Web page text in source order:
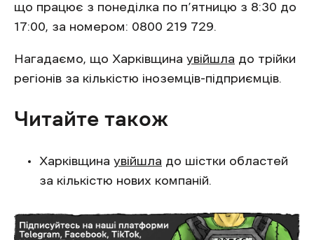
що працює з понеділка по п’ятницю з 8:30 до
17:00, за номером: 0800 219 729.
Нагадаємо, що Харківщина увійшла до трійки
регіонів за кількістю іноземців-підприємців.
Читайте також
Харківщина увійшла до шістки областей
за кількістю нових компаній.